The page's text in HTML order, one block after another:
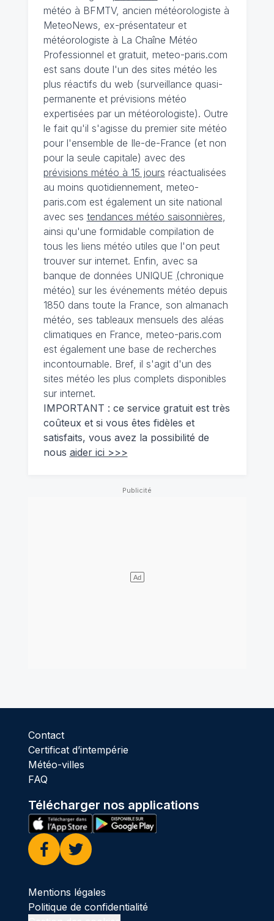
météo à BFMTV, ancien météorologiste à
MeteoNews, ex-présentateur et
météorologiste à La Chaîne Météo
Professionnel et gratuit, meteo-paris.com
est sans doute l'un des sites météo les
plus réactifs du web (surveillance quasi-
permanente et prévisions météo
expertisées par un météorologiste). Outre
le fait qu'il s'agisse du premier site météo
pour l'ensemble de Ile-de-France (et non
pour la seule capitale) avec des
prévisions météo à 15 jours réactualisées
au moins quotidiennement, meteo-
paris.com est également un site national
avec ses tendances météo saisonnières,
ainsi qu'une formidable compilation de
tous les liens météo utiles que l'on peut
trouver sur internet. Enfin, avec sa
banque de données UNIQUE (chronique
météo) sur les événements météo depuis
1850 dans toute la France, son almanach
météo, ses tableaux mensuels des aléas
climatiques en France, meteo-paris.com
est également une base de recherches
incontournable. Bref, il s'agit d'un des
sites météo les plus complets disponibles
sur internet.
IMPORTANT : ce service gratuit est très
coûteux et si vous êtes fidèles et
satisfaits, vous avez la possibilité de
nous aider ici >>>
Contact
Certificat d’intempérie
Météo-villes
FAQ
Télécharger nos applications
Facebook
Twitter
Mentions légales
Politique de confidentialité